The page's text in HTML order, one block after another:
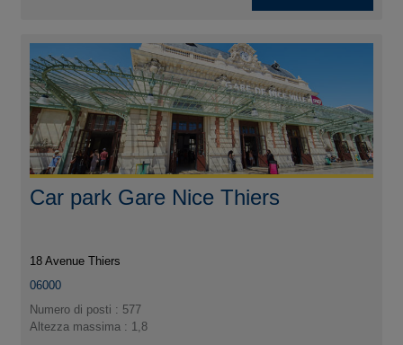
Car park Gare Nice Thiers
18 Avenue Thiers
06000
Numero di posti : 577
Altezza massima : 1,8